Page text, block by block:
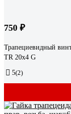
750 ₽
Трапециевидный
TR 20х4 G
5(2)